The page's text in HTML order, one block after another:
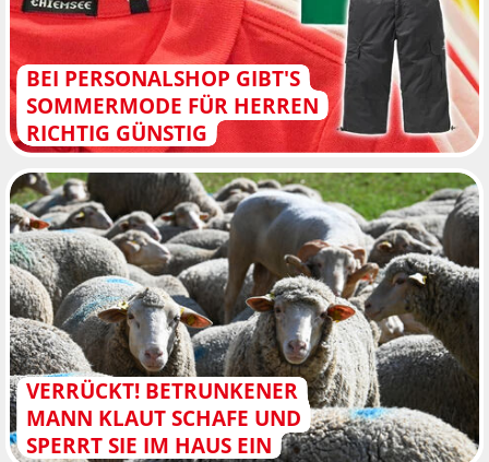
BEI PERSONALSHOP GIBT'S
SOMMERMODE FÜR HERREN
RICHTIG GÜNSTIG
VERRÜCKT! BETRUNKENER
MANN KLAUT SCHAFE UND
SPERRT SIE IM HAUS EIN